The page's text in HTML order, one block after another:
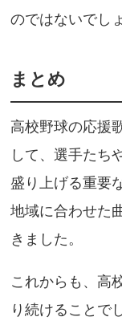
のではないでし
まとめ
高校野球の応援
して、選手たち
盛り上げる重要
地域に合わせた
きました。
これからも、高
り続けることで